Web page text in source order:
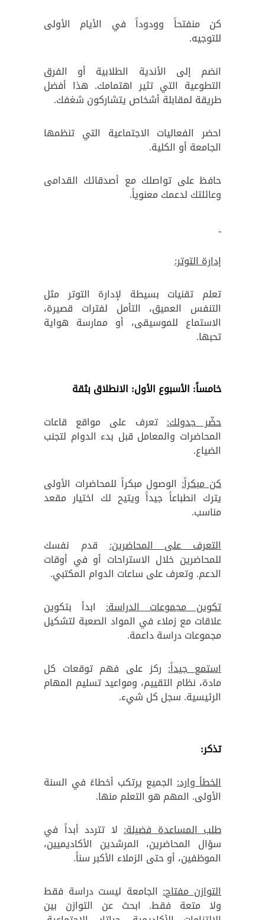
كن منفتحاً وودوداً في الأيام الأولى
للتوجيه.
انضم إلى الأندية الطلابية أو الفرق
التطوعية التي تثير اهتمامك. هذا أفضل
طريقة لمقابلة أشخاص يتشاركون شغفك.
احضر الفعاليات الاجتماعية التي تنظمها
الجامعة أو الكلية.
حافظ على تواصلك مع أصدقائك القدامى
وعائلتك لدعمك معنوياً.
إدارة التوتر:
تعلم تقنيات بسيطة لإدارة التوتر مثل
التنفس العميق، التأمل لفترات قصيرة،
الاستماع للموسيقى، أو ممارسة هواية
تحبها.
خامساً: الأسبوع الأول: الانطلاق بثقة
حضّر جدولك:تعرف على مواقع قاعات
المحاضرات والمعامل قبل بدء الدوام لتجنب
الضياع.
كن مبكراً:الوصول مبكراً للمحاضرات الأولى
يترك انطباعاً جيداً ويتيح لك اختيار مقعد
مناسب.
التعرف على المحاضرين:قدم نفسك
للمحاضرين خلال الاستراحات أو في أوقات
الدعم. وتعرف على ساعات الدوام المكتبي.
تكوين مجموعات الدراسة: ابدأ بتكوين
علاقات مع زملاء في المواد الصعبة لتشكيل
مجموعات دراسة داعمة.
استمع جيداً:ركز على فهم توقعات كل
مادة، نظام التقييم، ومواعيد تسليم المهام
الرئيسية. سجل كل شيء.
تذكر:
الخطأ وارد: الجميع يرتكب أخطاءً في السنة
الأولى. المهم هو التعلم منها.
طلب المساعدة فضيلة: لا تتردد أبداً في
سؤال المحاضرين، المرشدين الأكاديميين،
الموظفين، أو حتى الزملاء الأكبر سناً.
التوازن مفتاح:الجامعة ليست دراسة فقط
ولا متعة فقط. ابحث عن التوازن بين